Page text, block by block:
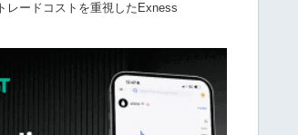
トレードコストを重視したExness